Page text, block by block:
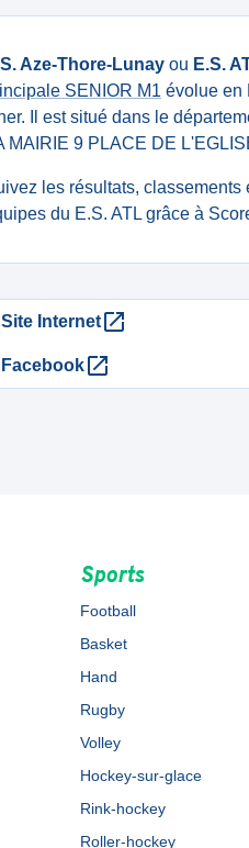
Aze-Thore-Lunay ou E.S.
SENIOR M1 évolue en
Il est situé dans le
MAIRIE 9 PLACE DE
les résultats,
du E.S. ATL grâce à
Site Internet
Facebook
Sports
Football
Basket
Hand
Rugby
Volley
Hockey-sur-glace
Rink-hockey
Roller-hockey